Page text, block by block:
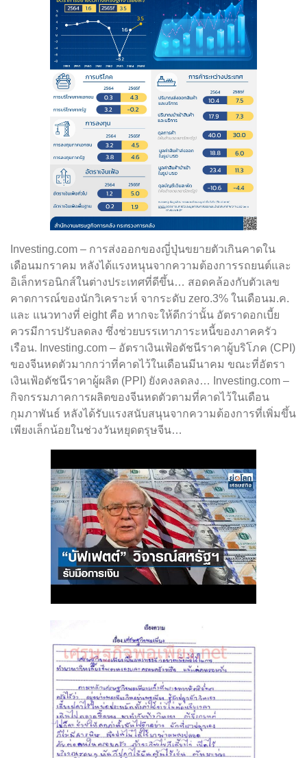
Investing.com – การส่งออกของญี่ปุ่นขยายตัวเกินคาดใน
เดือนมกราคม หลังได้แรงหนุนจากความต้องการรถยนต์และ
อิเล็กทรอนิกส์ในต่างประเทศที่ดีขึ้น… สอดคล้องกับตัวเลข
คาดการณ์ของนักวิเคราะห์ จากระดับ zero.3% ในเดือนม.ค.
และ แนวทางที่ eight คือ หากจะให้ดีกว่านั้น อัตราดอกเบี้ย
ควรมีการปรับลดลง ซึ่งช่วยบรรเทาภาระหนี้ของภาคครัว
เรือน. Investing.com – อัตราเงินเฟ้อดัชนีราคาผู้บริโภค (CPI)
ของจีนหดตัวมากกว่าที่คาดไว้ในเดือนมีนาคม ขณะที่อัตรา
เงินเฟ้อดัชนีราคาผู้ผลิต (PPI) ยังคงลดลง… Investing.com –
กิจกรรมภาคการผลิตของจีนหดตัวตามที่คาดไว้ในเดือน
กุมภาพันธ์ หลังได้รับแรงสนับสนุนจากความต้องการที่เพิ่มขึ้น
เพียงเล็กน้อยในช่วงวันหยุดตรุษจีน…